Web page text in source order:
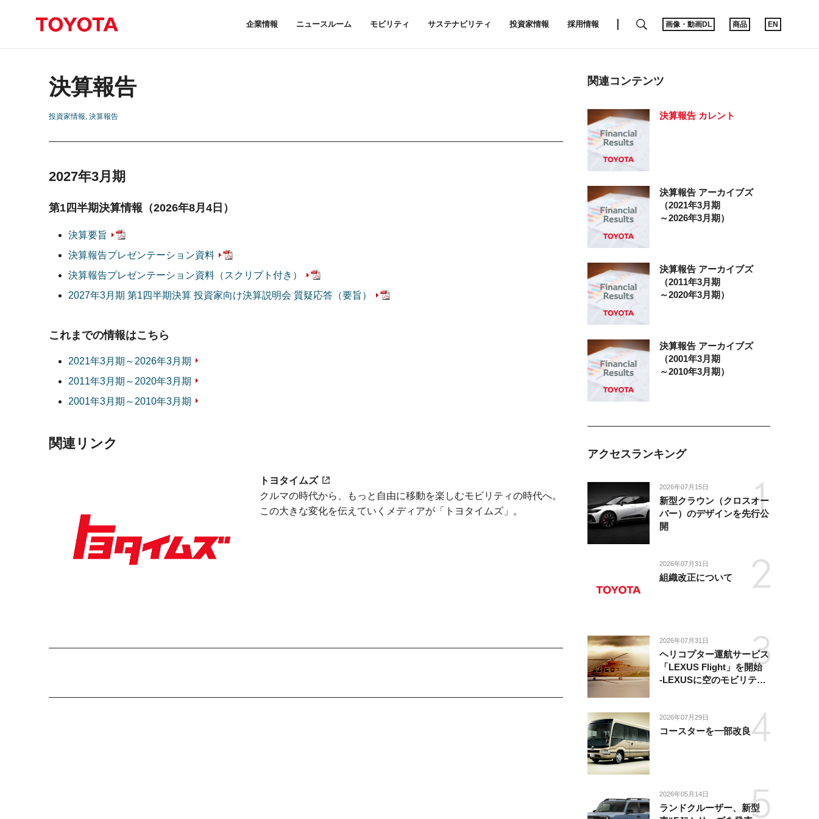
企業情報 ニュースルーム モビリティ サステナビリティ 投資家情報 採用情報 SEARCH画像・動画DL 商品 EN
決算報告
投資家情報 決算報告
2027年3月期
第1四半期決算情報 （2026年8月4日）
決算要旨
決算報告プレゼンテーション資料
決算報告プレゼンテーション資料（スクリプト付き）
2027年3月期 第1四半期決算 投資家向け決算説明会 質疑応答（要旨）
これまでの情報はこちら
2021年3月期～2026年3月期
2011年3月期～2020年3月期
2001年3月期～2010年3月期
関連リンク
トヨタイムズ
クルマの時代から、もっと自由に移動を楽しむモビリティの時代へ。
この大きな変化を伝えていくメディアが「トヨタイムズ」。
関連コンテンツ
決算報告 カレント
決算報告 アーカイブズ
（2021年3月期
～2026年3月期）
決算報告 アーカイブズ
（2011年3月期
～2020年3月期）
決算報告 アーカイブズ
（2001年3月期
～2010年3月期）
アクセスランキング
2026年07月15日
新型クラウン（クロスオー
バー）のデザインを先行公
開
2026年07月31日
組織改正について
2026年07月31日
ヘリコプター運航サービス
「LEXUS Flight」を開始
-LEXUSに空のモビリティ
2026年07月29日
コースターを一部改良
2026年05月14日
ランドクルーザー、新型